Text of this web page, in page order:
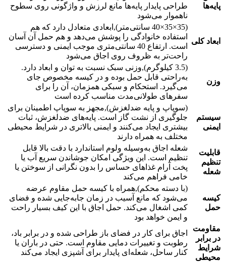
پایه‌ها
طراحی پایدار پایه‌ها مانع لرزش و واژگونی روی سطوح
ناهموار می‌شود
ابعاد کلی
(35×35×40 سانتی‌متر),ابعادی متعادل دارد که هم
استفاده خانوادگی را پوشش می‌دهد و هم حمل آن آسان
است. ارتفاع 40 سانتی‌متری موجب ایمنی و دسترسی
راحت‌تر به ظروف روی اجاق می‌شود
وزن
(3.5 کیلوگرم),وزنی سبک نسبت به توان و ابعاد دارد.
به‌راحتی قابل حمل بوده و در کیسه مخصوص جای
می‌گیرد. استحکام و سبکی همزمان، آن را برای
سفرهای طولانی‌مدت مناسب کرده است
سیستم
ایمنی
(سوپاپ و پایه ضدلغزش),مجهز به سوپاپ اطمینان برای
جلوگیری از نشت گاز است. پایه‌های ضدلغزش، ثبات
بیشتری ایجاد می‌کنند و ایمنی بالاتری در شرایط محیطی
مختلف به همراه دارند
قابلیت
تنظیم
شعله
شعله اجاق به‌وسیله ولوم استاندارد با دقت بالا قابل
تنظیم است. این ویژگی امکان جوشاندن سریع آب یا
پخت آرام غذاهای حساس را بدون نگرانی از سوختن یا
خامی فراهم می‌کند
کیسه
حمل
(با دسته محکم),همراه با کیسه حمل مقاوم عرضه
می‌شود که مانع آسیب در زمان جابه‌جایی شده و فضای
کمی اشغال می‌کند. حمل اجاق با این کیف بسیار راحت
و ایمن خواهد بود
مقاومت
در برابر
شرایط
محیطی
اجاق برای کار در فضای باز طراحی شده و در برابر باد،
رطوبت و تغییرات دمایی مقاوم است. حتی در باران یا
کنار ساحل، شعله‌ای پایدار برای آشپزی ایجاد می‌کند